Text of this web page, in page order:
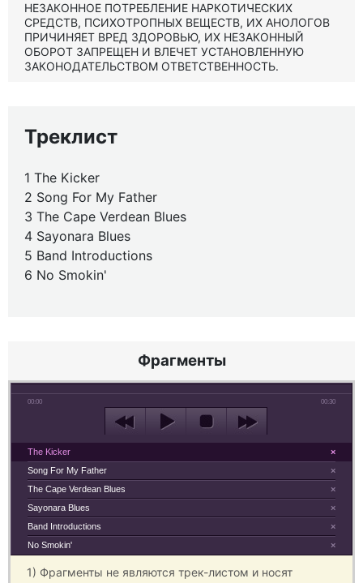
НЕЗАКОННОЕ ПОТРЕБЛЕНИЕ НАРКОТИЧЕСКИХ
СРЕДСТВ, ПСИХОТРОПНЫХ ВЕЩЕСТВ, ИХ АНОЛОГОВ
ПРИЧИНЯЕТ ВРЕД ЗДОРОВЬЮ, ИХ НЕЗАКОННЫЙ
ОБОРОТ ЗАПРЕЩЕН И ВЛЕЧЕТ УСТАНОВЛЕННУЮ
ЗАКОНОДАТЕЛЬСТВОМ ОТВЕТСТВЕННОСТЬ.
Треклист
1 The Kicker
2 Song For My Father
3 The Cape Verdean Blues
4 Sayonara Blues
5 Band Introductions
6 No Smokin'
Фрагменты
00:00 00:30
×
The Kicker
×
Song For My Father
×
The Cape Verdean Blues
×
Sayonara Blues
×
Band Introductions
×
No Smokin'
1) Фрагменты не являются трек-листом и носят